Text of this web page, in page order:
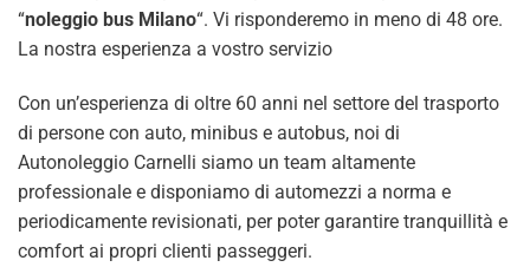
“noleggio bus Milano“. Vi risponderemo in meno di 48 ore.
La nostra esperienza a vostro servizio
Con un’esperienza di oltre 60 anni nel settore del trasporto
di persone con auto, minibus e autobus, noi di
Autonoleggio Carnelli siamo un team altamente
professionale e disponiamo di automezzi a norma e
periodicamente revisionati, per poter garantire tranquillità e
comfort ai propri clienti passeggeri.